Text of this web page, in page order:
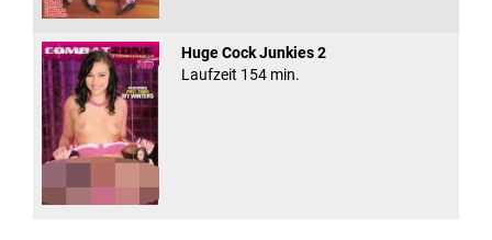
Huge Cock Junkies 2
Laufzeit 154 min.